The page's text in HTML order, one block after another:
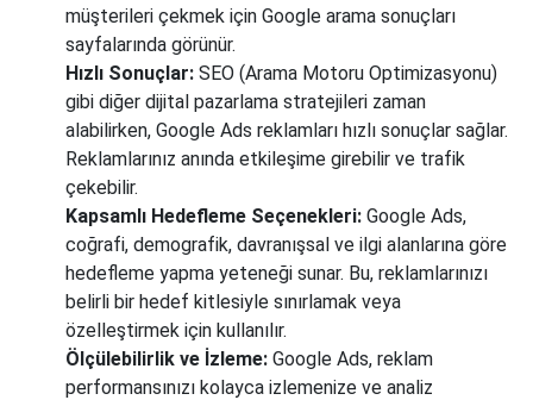
müşterileri çekmek için Google arama sonuçları
sayfalarında görünür.
Hızlı Sonuçlar: SEO (Arama Motoru Optimizasyonu)
gibi diğer dijital pazarlama stratejileri zaman
alabilirken, Google Ads reklamları hızlı sonuçlar sağlar.
Reklamlarınız anında etkileşime girebilir ve trafik
çekebilir.
Kapsamlı Hedefleme Seçenekleri: Google Ads,
coğrafi, demografik, davranışsal ve ilgi alanlarına göre
hedefleme yapma yeteneği sunar. Bu, reklamlarınızı
belirli bir hedef kitlesiyle sınırlamak veya
özelleştirmek için kullanılır.
Ölçülebilirlik ve İzleme: Google Ads, reklam
performansınızı kolayca izlemenize ve analiz